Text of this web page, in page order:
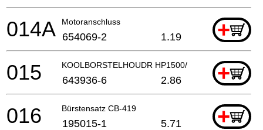
Motoranschluss +
014A 654069-2 1.19
KOOLBORSTELHOUDR HP1500/2040 A +
015 643936-6 2.86
Bürstensatz CB-419 +
016 195015-1 5.71